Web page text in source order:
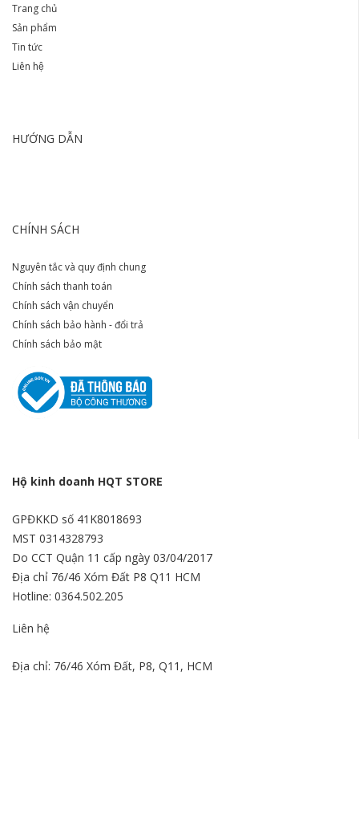
Trang chủ
Sản phẩm
Tin tức
Liên hệ
HƯỚNG DẪN
CHÍNH SÁCH
Nguyên tắc và quy định chung
Chính sách thanh toán
Chính sách vận chuyển
Chính sách bảo hành - đổi trả
Chính sách bảo mật
Hộ kinh doanh HQT STORE
GPĐKKD số 41K8018693
MST 0314328793
Do CCT Quận 11 cấp ngày 03/04/2017
Địa chỉ 76/46 Xóm Đất P8 Q11 HCM
Hotline: 0364.502.205
Liên hệ
Địa chỉ: 76/46 Xóm Đất, P8, Q11, HCM